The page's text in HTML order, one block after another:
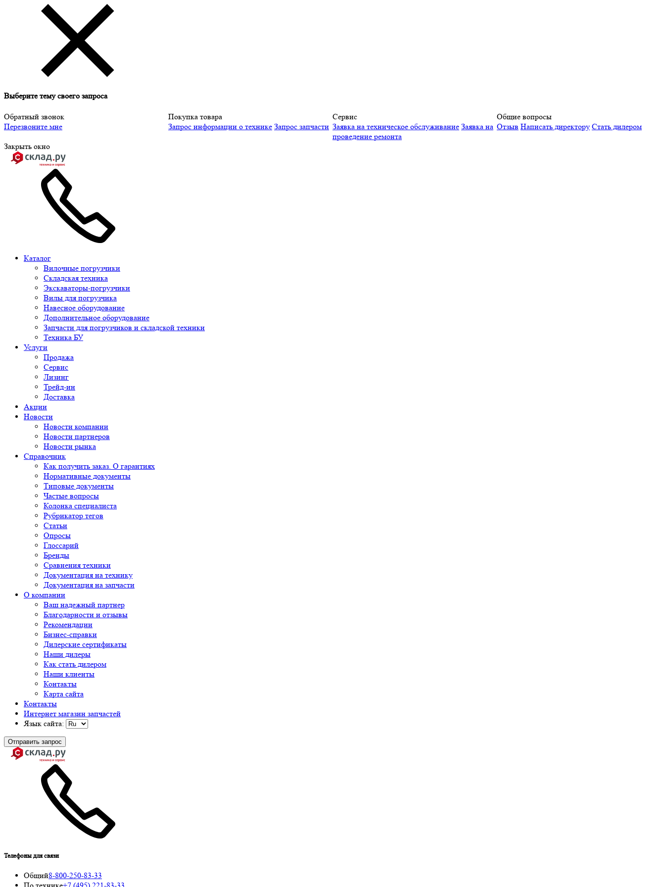
Выберите тему своего запроса
Обратный звонок
Перезвоните мне
Покупка товара
Запрос информации о технике Запрос запчасти
Сервис
Заявка на техническое обслуживание Заявка на
проведение ремонта
Общие вопросы
Отзыв Написать директору Стать дилером
Закрыть окно
Каталог
Вилочные погрузчики
Складская техника
Экскаваторы-погрузчики
Вилы для погрузчика
Навесное оборудование
Дополнительное оборудование
Запчасти для погрузчиков и складской техники
Техника БУ
Услуги
Продажа
Сервис
Лизинг
Трейд-ин
Доставка
Акции
Новости
Новости компании
Новости партнеров
Новости рынка
Справочник
Как получить заказ. О гарантиях
Нормативные документы
Типовые документы
Частые вопросы
Колонка специалиста
Рубрикатор тегов
Статьи
Опросы
Глоссарий
Бренды
Сравнения техники
Документация на технику
Документация на запчасти
О компании
Ваш надежный партнер
Благодарности и отзывы
Рекомендации
Бизнес-справки
Дилерские сертификаты
Наши дилеры
Как стать дилером
Наши клиенты
Контакты
Карта сайта
Контакты
Интернет магазин запчастей
Язык сайта:
Отправить запрос
Телефоны для связи
Общий8-800-250-83-33